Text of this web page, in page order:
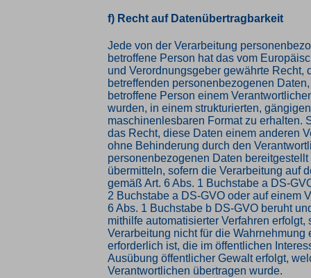
f) Recht auf Datenübertragbarkeit
Jede von der Verarbeitung
betroffene Person hat das vom
und Verordnungsgeber gewährte Recht,
betreffenden personenbezogenen
betroffene Person einem
wurden, in einem strukturierten,
maschinenlesbaren Format zu erhalten.
das Recht, diese Daten einem anderen
ohne Behinderung durch den
personenbezogenen Daten bereitgestellt
übermitteln, sofern die Verarbeitung auf
gemäß Art. 6 Abs. 1 Buchstabe a DS-
2 Buchstabe a DS-GVO oder auf einem
6 Abs. 1 Buchstabe b DS-GVO beruht
mithilfe automatisierter Verfahren erfolgt,
Verarbeitung nicht für die Wahrnehmung
erforderlich ist, die im öffentlichen
Ausübung öffentlicher Gewalt erfolgt,
Verantwortlichen übertragen wurde.